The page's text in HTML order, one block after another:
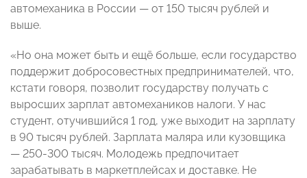
автомеханика в России — от 150 тысяч рублей и
выше.
«Но она может быть и ещё больше, если государство
поддержит добросовестных предпринимателей, что,
кстати говоря, позволит государству получать с
выросших зарплат автомехаников налоги. У нас
студент, отучившийся 1 год, уже выходит на зарплату
в 90 тысяч рублей. Зарплата маляра или кузовщика
— 250-300 тысяч. Молодежь предпочитает
зарабатывать в маркетплейсах и доставке. Не